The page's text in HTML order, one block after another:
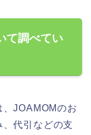
て調べてい
JOAMOMのお
代引などの支